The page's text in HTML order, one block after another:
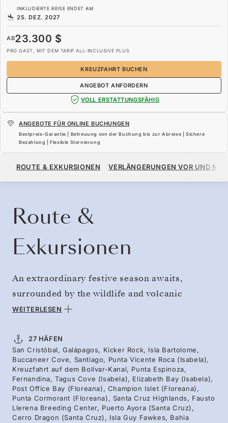
INKLUDIERTE REISE ENDET AM
25. DEZ. 2027
AB23.300 $
PRO GAST, MIT DEM TARIF ALL-INCLUSIVE PLUS
KREUZFAHRT BUCHEN
ANGEBOT ANFORDERN
VOLL ERSTATTUNGSFÄHIG
ANGEBOTE FÜR ONLINE BUCHUNGEN
Bestpreis-Garantie | Betreuung von der Buchung bis zur Abreise | Sichere
Bezahlung | Flexible Stornierung
23.300 $
ROUTE & EXKURSIONEN VERLÄNGERUNGEN VOR UND
Route &
Exkursionen
An extraordinary festive season awaits,
surrounded by the wildlife and volcanic
wonders of the Galápagos. Watch “Christmas
as you journey west to iconic islands, meeting
Galápagos penguins along Isabela’s shores.
Head north to see magnificent frigatebirds,
then discover Santa Cruz’s gentle giant
tortoises, and Española’s sea lion colonies.
Round off the year by exploring this legendary
WEITERLESEN
27 HÄFEN
San Cristóbal, Galápagos, Kicker Rock, Isla Bartolome,
Buccaneer Cove, Santiago, Punta Vicente Roca (Isabela),
Kreuzfahrt auf dem Bolívar-Kanal, Punta Espinoza,
Fernandina, Tagus Cove (Isabela), Elizabeth Bay (Isabela),
Post Office Bay (Floreana), Champion Islet (Floreana),
Punta Cormorant (Floreana), Santa Cruz Highlands, Fausto
Llerena Breeding Center, Puerto Ayora (Santa Cruz),
Cerro Dragon (Santa Cruz), Isla Guy Fawkes, Bahia